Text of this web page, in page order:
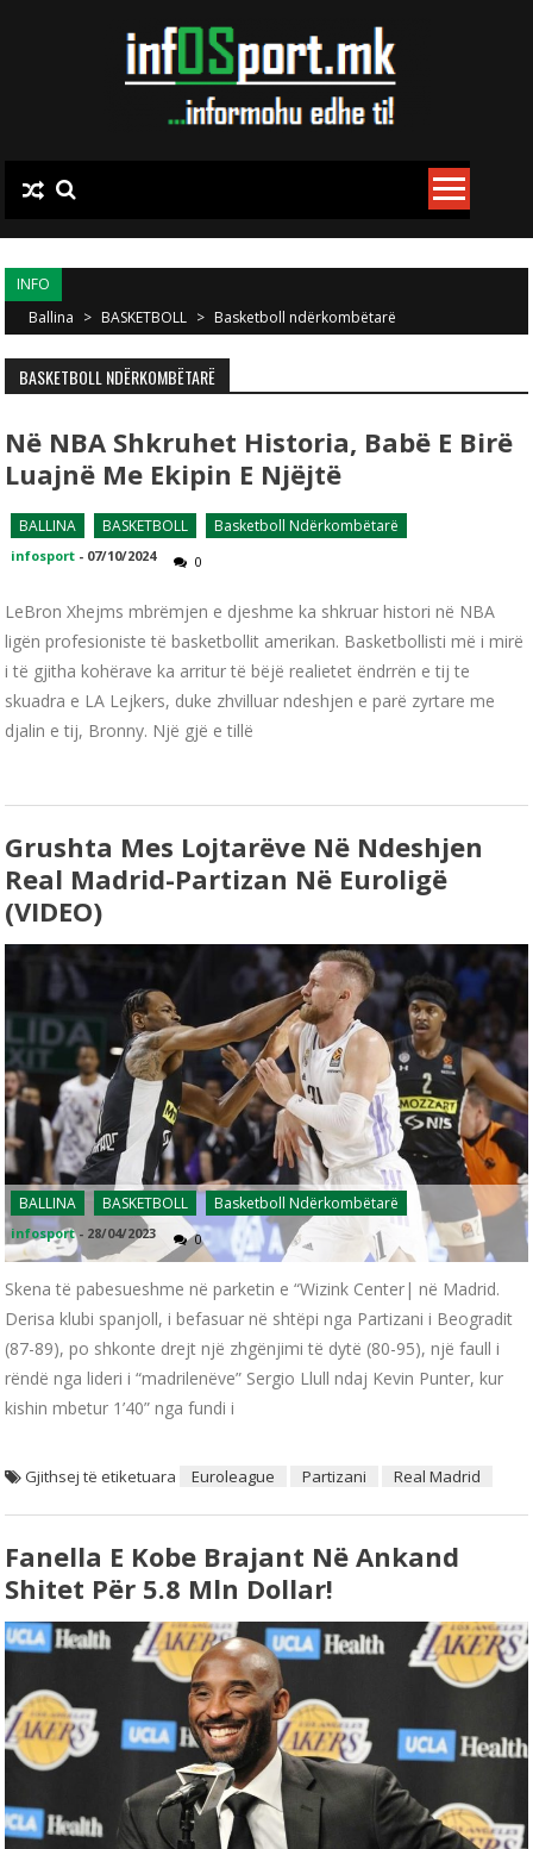
INFO
Ballina > BASKETBOLL > Basketboll ndërkombëtarë
BASKETBOLL NDËRKOMBËTARË
Në NBA Shkruhet Historia, Babë E Birë
Luajnë Me Ekipin E Njëjtë
BALLINA BASKETBOLL Basketboll Ndërkombëtarë
infosport - 07/10/2024 0
LeBron Xhejms mbrëmjen e djeshme ka shkruar histori në NBA
ligën profesioniste të basketbollit amerikan. Basketbollisti më i mirë
i të gjitha kohërave ka arritur të bëjë realietet ëndrrën e tij te
skuadra e LA Lejkers, duke zhvilluar ndeshjen e parë zyrtare me
djalin e tij, Bronny. Një gjë e tillë
Grushta Mes Lojtarëve Në Ndeshjen
Real Madrid-Partizan Në Euroligë
(VIDEO)
BALLINA BASKETBOLL Basketboll Ndërkombëtarë
infosport - 28/04/2023 0
Skena të pabesueshme në parketin e “Wizink Center| në Madrid.
Derisa klubi spanjoll, i befasuar në shtëpi nga Partizani i Beogradit
(87-89), po shkonte drejt një zhgënjimi të dytë (80-95), një faull i
rëndë nga lideri i “madrilenëve” Sergio Llull ndaj Kevin Punter, kur
kishin mbetur 1’40” nga fundi i
Gjithsej të etiketuara Euroleague Partizani Real Madrid
Fanella E Kobe Brajant Në Ankand
Shitet Për 5.8 Mln Dollar!